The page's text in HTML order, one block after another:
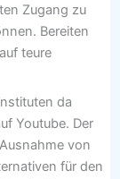
Zugang zu
Bereiten
teure
da
Youtube. Der
von
für den